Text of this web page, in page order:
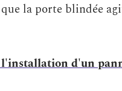
la porte blindée
d'un